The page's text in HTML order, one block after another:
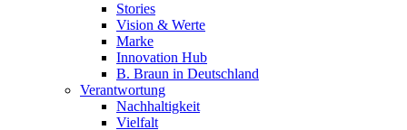
Stories
Vision & Werte
Marke
Innovation Hub
B. Braun in Deutschland
Verantwortung
Nachhaltigkeit
Vielfalt